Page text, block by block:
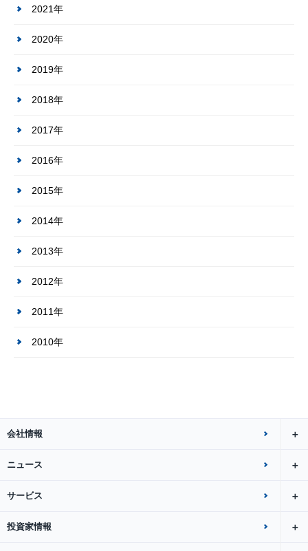
2021年
2020年
2019年
2018年
2017年
2016年
2015年
2014年
2013年
2012年
2011年
2010年
会社情報
ニュース
サービス
投資家情報